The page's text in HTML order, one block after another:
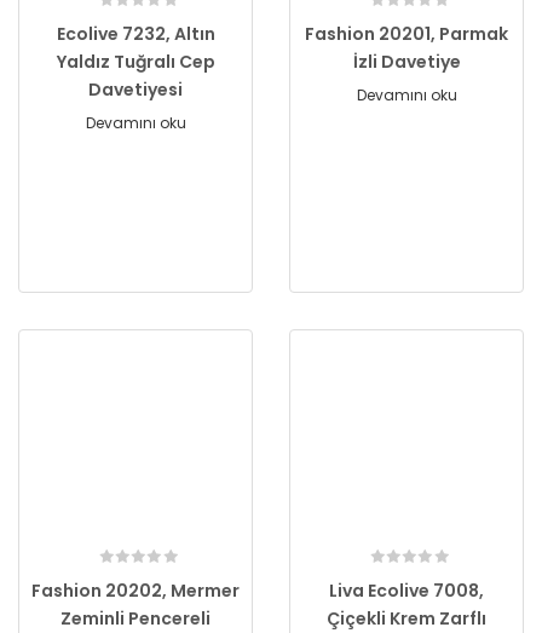
Ecolive 7232, Altın
Yaldız Tuğralı Cep
Davetiyesi
Devamını oku
Fashion 20201, Parmak
İzli Davetiye
Devamını oku
Fashion 20202, Mermer
Zeminli Pencereli
Liva Ecolive 7008,
Çiçekli Krem Zarflı